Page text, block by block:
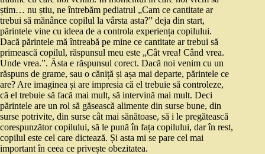
știm… nu știu, ne întrebăm pediatrul „Cam ce cantitate ar
trebui să mănânce copilul la vârsta asta?” deja din start,
părintele vine cu ideea de a controla experiența copilului.
Dacă părintele mă întreabă pe mine ce cantitate ar trebui să
primească copilul, răspunsul meu este „Cât vrea! Când vrea.
Unde vrea.”. Ăsta e răspunsul corect. Dacă noi venim cu un
răspuns de grame, sau o căniță și așa mai departe, părintele ce
are? Are imaginea și are impresia că el trebuie să controleze,
că el trebuie să facă mai mult, să intervină mai mult. Deci
părintele are un rol să găsească alimente din surse bune, din
surse potrivite, din surse cât mai sănătoase, să i le pregătească
corespunzător copilului, să le pună în fața copilului, dar în rest,
copilul este cel care dictează. Și asta mi se pare cel mai
important în ceea ce privește obezitatea.